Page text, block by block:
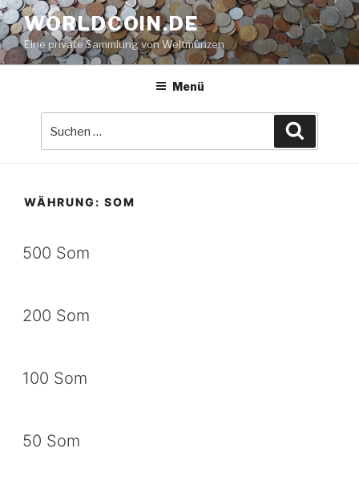
Zum
Inhalt
springen
WORLDCOIN.DE
Eine private Sammlung von Weltmünzen
Menü
WÄHRUNG: SOM
500 Som
200 Som
100 Som
50 Som